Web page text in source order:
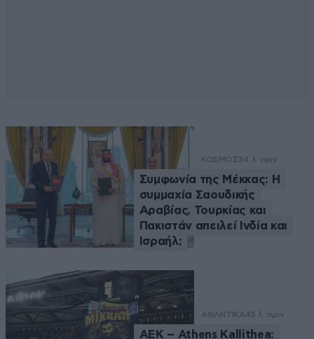
ΚΟΣΜΟΣ34 λ. πριν
Συμφωνία της Μέκκας: Η
συμμαχία Σαουδικής
Αραβίας, Τουρκίας και
Πακιστάν απειλεί Ινδία και
Ισραήλ;
ΑΘΛΗΤΙΚΑ45 λ. πριν
ΑΕΚ – Athens Kallithea: